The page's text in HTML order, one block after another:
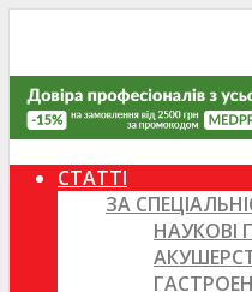
СТАТТІ
ЗА
НАУКОВІ